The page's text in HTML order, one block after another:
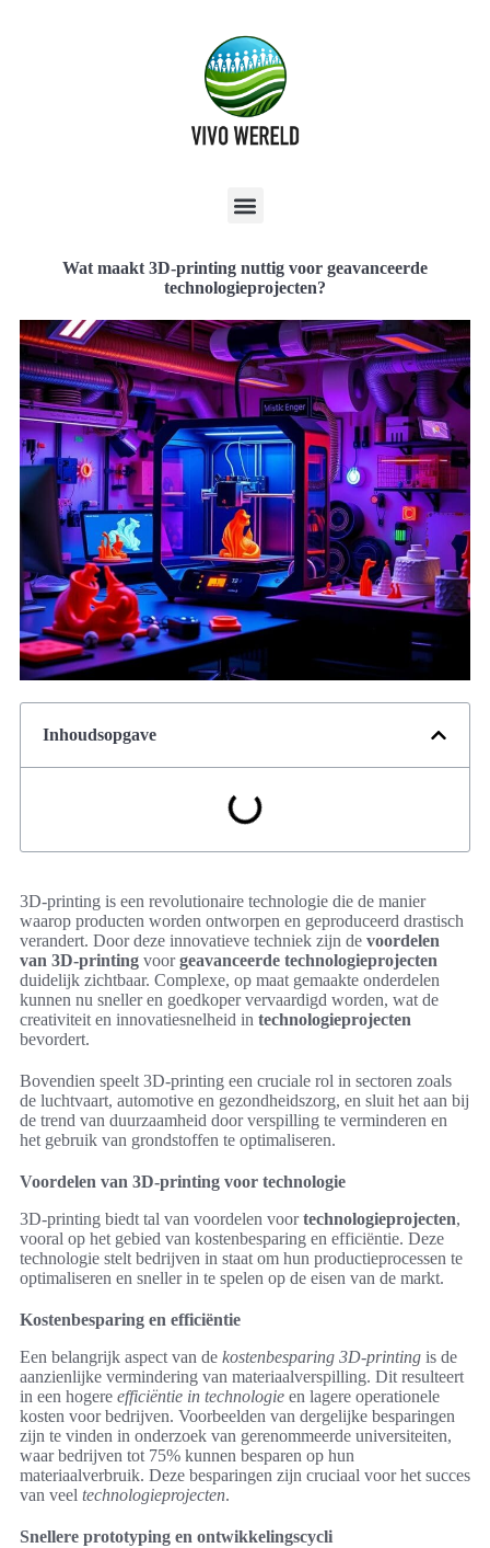
Wat maakt 3D-printing nuttig voor geavanceerde
technologieprojecten?
Inhoudsopgave
3D-printing is een revolutionaire technologie die de manier
waarop producten worden ontworpen en geproduceerd drastisch
verandert. Door deze innovatieve techniek zijn de voordelen
van 3D-printing voorgeavanceerde technologieprojecten
duidelijk zichtbaar. Complexe, op maat gemaakte onderdelen
kunnen nu sneller en goedkoper vervaardigd worden, wat de
creativiteit en innovatiesnelheid in technologieprojecten
bevordert.
Bovendien speelt 3D-printing een cruciale rol in sectoren zoals
de luchtvaart, automotive en gezondheidszorg, en sluit het aan bij
de trend van duurzaamheid door verspilling te verminderen en
het gebruik van grondstoffen te optimaliseren.
Voordelen van 3D-printing voor technologie
3D-printing biedt tal van voordelen voortechnologieprojecten,
vooral op het gebied van kostenbesparing en efficiëntie. Deze
technologie stelt bedrijven in staat om hun productieprocessen te
optimaliseren en sneller in te spelen op de eisen van de markt.
Kostenbesparing en efficiëntie
Een belangrijk aspect van de kostenbesparing 3D-printing is de
aanzienlijke vermindering van materiaalverspilling. Dit resulteert
in een hogere efficiëntie in technologie en lagere operationele
kosten voor bedrijven. Voorbeelden van dergelijke besparingen
zijn te vinden in onderzoek van gerenommeerde universiteiten,
waar bedrijven tot 75% kunnen besparen op hun
materiaalverbruik. Deze besparingen zijn cruciaal voor het succes
van veel technologieprojecten.
Snellere prototyping en ontwikkelingscycli